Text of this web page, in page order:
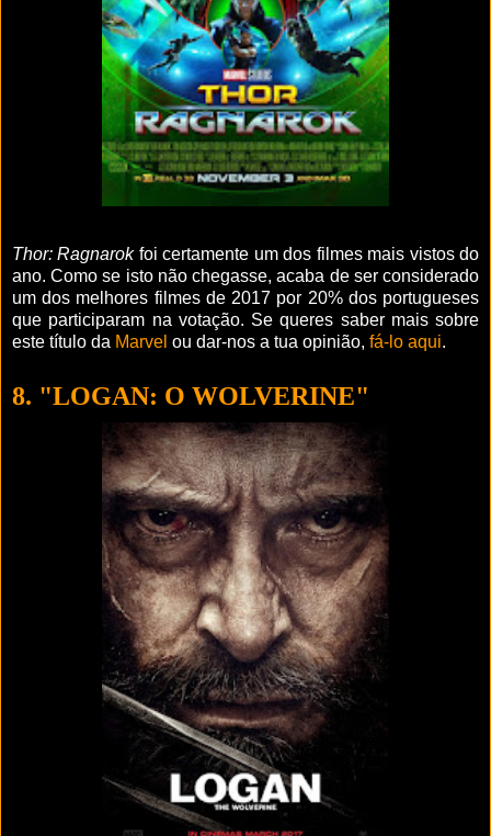
Thor: Ragnarokfoi certamente um dos filmes mais vistos do
ano. Como se isto não chegasse, acaba de ser considerado
um dos melhores filmes de 2017 por 20% dos portugueses
que participaram na votação. Se queres saber mais sobre
este título da Marvel ou dar-nos a tua opinião, fá-lo aqui.
8. "LOGAN: O WOLVERINE"